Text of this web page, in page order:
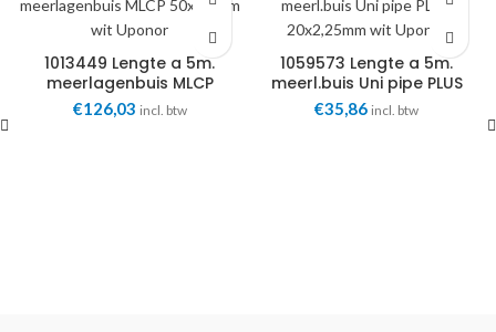
1013449 Lengte a 5m.
meerlagenbuis MLCP
50×4,5mm wit Uponor
€126,03 incl. btw
1059573 Lengte a 5m.
meerl.buis Uni pipe PLUS
20×2,25mm wit Uponor
€35,86 incl. btw